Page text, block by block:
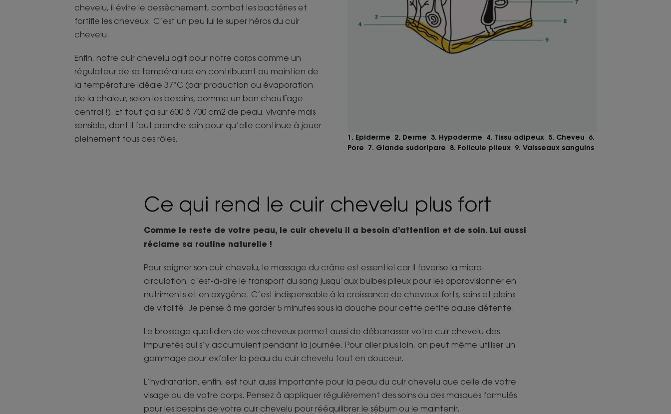
chevelu, il évite le dessèchement, combat les bactéries et
fortifie les cheveux. C’est un peu lui le super héros du cuir
chevelu.
Enfin, notre cuir chevelu agit pour notre corps comme un
régulateur de sa température en contribuant au maintien de
la température idéale 37°C (par production ou évaporation
de la chaleur, selon les besoins, comme un bon chauffage
central !). Et tout ça sur 600 à 700 cm2 de peau, vivante mais
sensible, dont il faut prendre soin pour qu’elle continue à jouer
pleinement tous ces rôles.
1. Epiderme 2. Derme 3. Hypoderme 4. Tissu adipeux 5. Cheveu 6.
Pore 7. Glande sudoripare 8. Folicule pileux 9. Vaisseaux sanguins
Ce qui rend le cuir chevelu plus fort
Comme le reste de votre peau, le cuir chevelu il a besoin d’attention et de soin. Lui aussi
réclame sa routine naturelle !
Pour soigner son cuir chevelu, le massage du crâne est essentiel car il favorise la micro-
circulation, c’est-à-dire le transport du sang jusqu’aux bulbes pileux pour les approvisionner en
nutriments et en oxygène. C’est indispensable à la croissance de cheveux forts, sains et pleins
de vitalité. Je pense à me garder 5 minutes sous la douche pour cette petite pause détente.
Le brossage quotidien de vos cheveux permet aussi de débarrasser votre cuir chevelu des
impuretés qui s’y accumulent pendant la journée. Pour aller plus loin, on peut même utiliser un
gommage pour exfolier la peau du cuir chevelu tout en douceur.
L’hydratation, enfin, est tout aussi importante pour la peau du cuir chevelu que celle de votre
visage ou de votre corps. Pensez à appliquer régulièrement des soins ou des masques formulés
pour les besoins de votre cuir chevelu pour rééquilibrer le sébum ou le maintenir.